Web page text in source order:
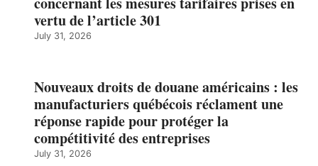
vertu de l’article 301
July 31, 2026
Nouveaux droits de douane américains : les
manufacturiers québécois réclament une
réponse rapide pour protéger la
compétitivité des entreprises
July 31, 2026